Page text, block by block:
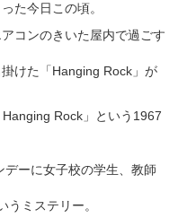
た今日この頃。
コンのきいた屋内で過ごす
けた「Hanging Rock」が
Rock」という1967
ーに女子校の学生、教師
ミステリー。